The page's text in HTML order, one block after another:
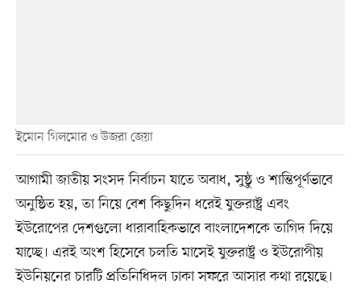
ইমোন গিলমোর ও উজরা জেয়া
আগামী জাতীয় সংসদ নির্বাচন যাতে অবাধ, সুষ্ঠু ও শান্তিপূর্ণভাবে
অনুষ্ঠিত হয়, তা নিয়ে বেশ কিছুদিন ধরেই যুক্তরাষ্ট্র এবং
ইউরোপের দেশগুলো ধারাবাহিকভাবে বাংলাদেশকে তাগিদ দিয়ে
যাচ্ছে। এরই অংশ হিসেবে চলতি মাসেই যুক্তরাষ্ট্র ও ইউরোপীয়
ইউনিয়নের চারটি প্রতিনিধিদল ঢাকা সফরে আসার কথা রয়েছে।